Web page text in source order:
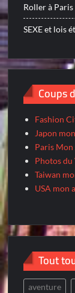
Roller à Paris
SEXE et lois
Coups
Fashion
Japon
Paris
Photos
Taiwan
USA mon
Tout
aventure